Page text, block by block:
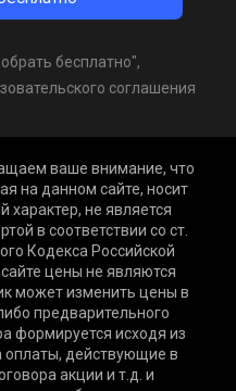
бесплатно",
соглашения
ваше внимание, что
на данном сайте, носит
характер, не является
в соответствии со ст.
Кодекса Российской
цены не являются
может изменить цены в
предварительного
формируется исходя из
оплаты, действующие в
акции и т.д. и